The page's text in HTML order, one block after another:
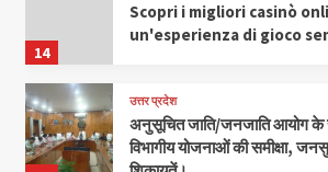
14
Scopri i migliori casinò
un'esperienza di gioco
उत्तर प्रदेश
अनुसूचित जाति/जनजाति आयोग
विभागीय योजनाओं की समीक्षा,